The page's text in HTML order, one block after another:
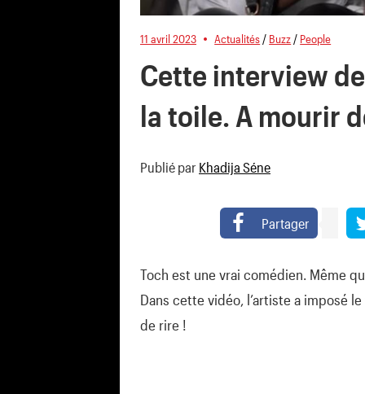
11 avril 2023 Actualités / Buzz / People
Cette interview
la toile. A mourir
Publié par Khadija Séne
Partager
Toch est une vrai comédien. Même
Dans cette vidéo, l’artiste a imposé
de rire !